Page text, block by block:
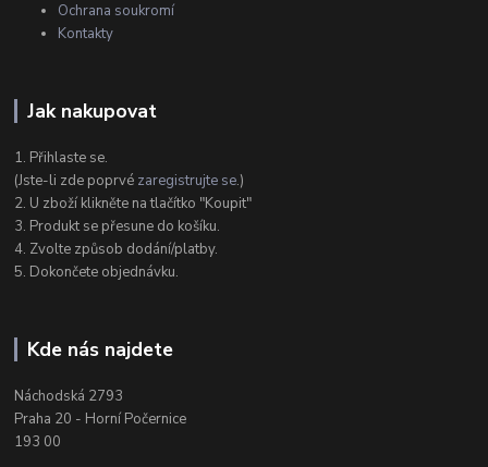
Ochrana soukromí
Kontakty
Jak nakupovat
1. Přihlaste se.
(Jste-li zde poprvé zaregistrujte se.)
2. U zboží klikněte na tlačítko "Koupit"
3. Produkt se přesune do košíku.
4. Zvolte způsob dodání/platby.
5. Dokončete objednávku.
Kde nás najdete
Náchodská 2793
Praha 20 - Horní Počernice
193 00